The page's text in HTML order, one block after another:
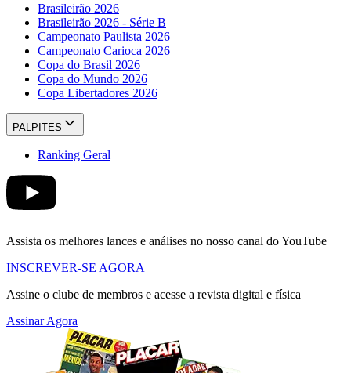
Brasileirão 2026
Brasileirão 2026 - Série B
Campeonato Paulista 2026
Campeonato Carioca 2026
Copa do Brasil 2026
Copa do Mundo 2026
Copa Libertadores 2026
PALPITES
Ranking Geral
Assista os melhores lances e análises no nosso canal do YouTube
INSCREVER-SE AGORA
Assine o clube de membros e acesse a revista digital e física
Assinar Agora